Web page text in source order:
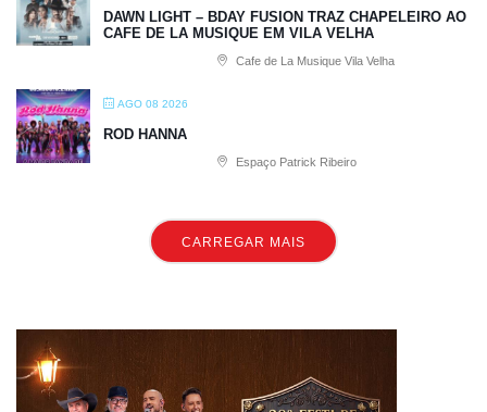
DAWN LIGHT – BDAY FUSION TRAZ CHAPELEIRO AO
CAFE DE LA MUSIQUE EM VILA VELHA
Cafe de La Musique Vila Velha
AGO 08 2026
ROD HANNA
Espaço Patrick Ribeiro
CARREGAR MAIS